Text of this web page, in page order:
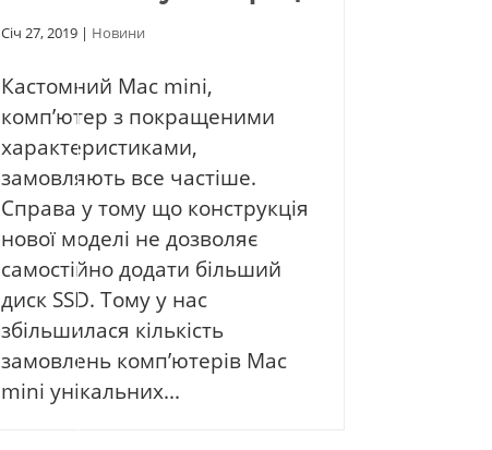
Січ 27, 2019 | Новини
Кастомний Mac mini,
комп’ютер з покращеними
характеристиками,
замовляють все частіше.
Справа у тому що конструкція
нової моделі не дозволяє
самостійно додати більший
диск SSD. Тому у нас
збільшилася кількість
замовлень комп’ютерів Mac
mini унікальних...